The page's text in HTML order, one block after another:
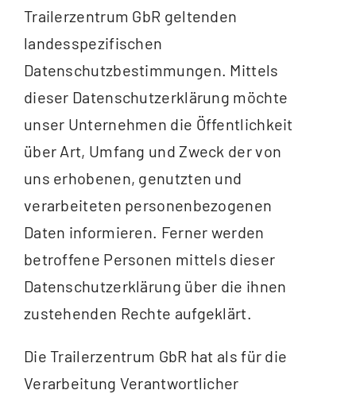
Trailerzentrum GbR geltenden
landesspezifischen
Datenschutzbestimmungen. Mittels
dieser Datenschutzerklärung möchte
unser Unternehmen die Öffentlichkeit
über Art, Umfang und Zweck der von
uns erhobenen, genutzten und
verarbeiteten personenbezogenen
Daten informieren. Ferner werden
betroffene Personen mittels dieser
Datenschutzerklärung über die ihnen
zustehenden Rechte aufgeklärt.
Die Trailerzentrum GbR hat als für die
Verarbeitung Verantwortlicher